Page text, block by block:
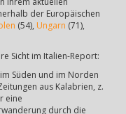
der Europäischen
(54), Ungarn (71),
Sicht im Italien-Report:
Süden und im Norden
aus Kalabrien, z.
eine
durch die